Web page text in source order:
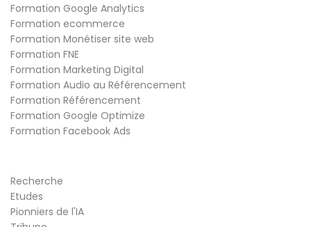
Formation Google Analytics
Formation ecommerce
Formation Monétiser site web
Formation FNE
Formation Marketing Digital
Formation Audio au Référencement
Formation Référencement
Formation Google Optimize
Formation Facebook Ads
Recherche
Etudes
Pionniers de l'IA